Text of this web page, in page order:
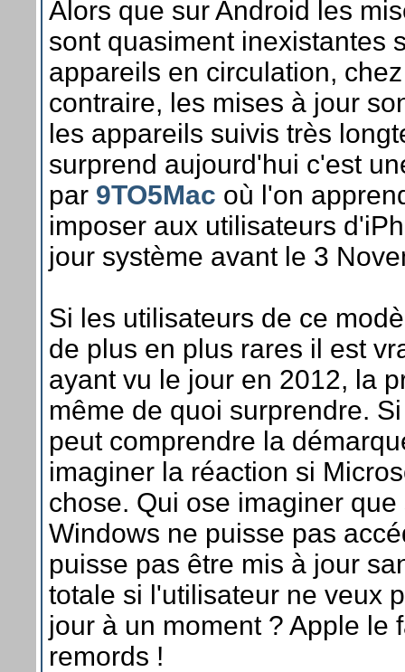
Alors que sur Android les
sont quasiment inexistantes
appareils en circulation,
contraire, les mises à jour
les appareils suivis très
surprend aujourd'hui c'est
par 9TO5Mac où l'on
imposer aux utilisateurs
jour système avant le 3
Si les utilisateurs de ce
de plus en plus rares il est
ayant vu le jour en 2012, la
même de quoi surprendre.
peut comprendre la
imaginer la réaction si
chose. Qui ose imaginer
Windows ne puisse pas
puisse pas être mis à jour
totale si l'utilisateur ne veux
jour à un moment ? Apple le
remords !